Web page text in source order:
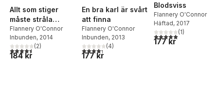
Allt som stiger
måste stråla
samman
Flannery O'Connor
Inbunden, 2014
4,5utav 5 stjärnor. Totalt antal röster:
(2)
184 kr
En bra karl är svårt
att finna
Flannery O'Connor
Inbunden, 2013
4,3utav 5 stjärnor. Totalt antal röster:
(4)
177 kr
Blodsviss
Flannery O'Connor
Häftad, 2017
5,0utav 5 stjärnor.
(1)
177 kr